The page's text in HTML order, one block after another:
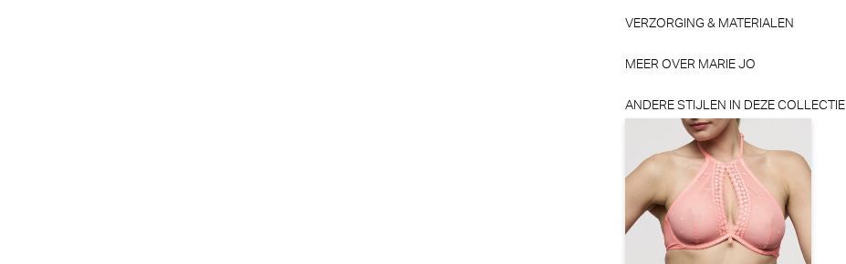
VERZORGING & MATERIALEN
MEER OVER MARIE JO
ANDERE STIJLEN IN DEZE COLLECTIE